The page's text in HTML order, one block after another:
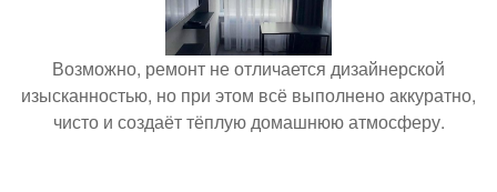
Возможно, ремонт не отличается дизайнерской
изысканностью, но при этом всё выполнено аккуратно,
чисто и создаёт тёплую домашнюю атмосферу.